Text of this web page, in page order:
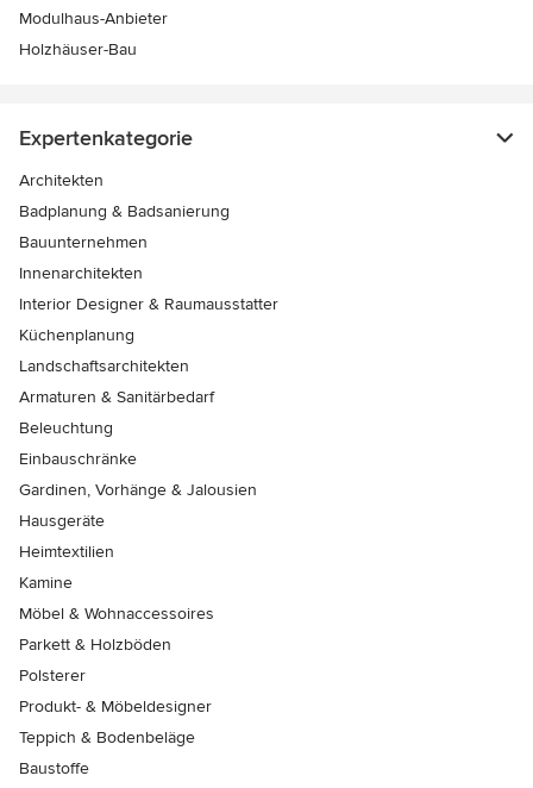
Modulhaus-Anbieter
Holzhäuser-Bau
Expertenkategorie
Architekten
Badplanung & Badsanierung
Bauunternehmen
Innenarchitekten
Interior Designer & Raumausstatter
Küchenplanung
Landschaftsarchitekten
Armaturen & Sanitärbedarf
Beleuchtung
Einbauschränke
Gardinen, Vorhänge & Jalousien
Hausgeräte
Heimtextilien
Kamine
Möbel & Wohnaccessoires
Parkett & Holzböden
Polsterer
Produkt- & Möbeldesigner
Teppich & Bodenbeläge
Baustoffe